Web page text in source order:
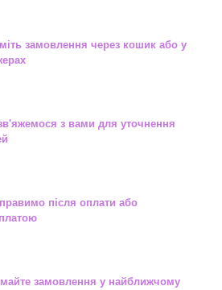
замовлення через кошик або у
з вами для уточнення
після оплати або
замовлення у найближчому